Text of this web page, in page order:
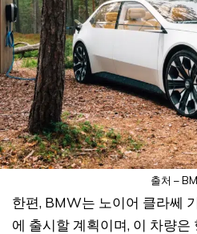
출처 –
한편, BMW는 노이어 클라쎄
에 출시할 계획이며, 이 차량은